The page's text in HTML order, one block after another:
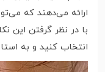
ارائه می‌دهند که
با در نظر گرفتن این
انتخاب کنید و به